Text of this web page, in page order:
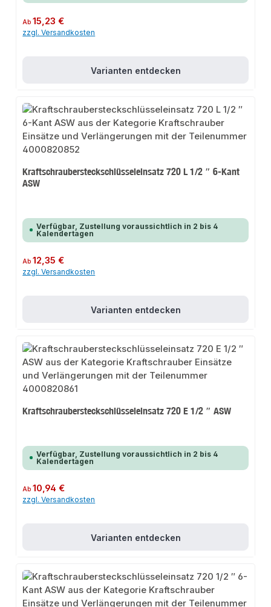
Regulärer Preis:
Ab15,23 €
zzgl. Versandkosten
Varianten entdecken
Kraftschraubersteckschlüsseleinsatz 720 L 1/2 ″ 6-Kant
ASW
Verfügbar, Zustellung voraussichtlich in 2 bis 4
Kalendertagen
Regulärer Preis:
Ab12,35 €
zzgl. Versandkosten
Varianten entdecken
Kraftschraubersteckschlüsseleinsatz 720 E 1/2 ″ ASW
Verfügbar, Zustellung voraussichtlich in 2 bis 4
Kalendertagen
Regulärer Preis:
Ab10,94 €
zzgl. Versandkosten
Varianten entdecken